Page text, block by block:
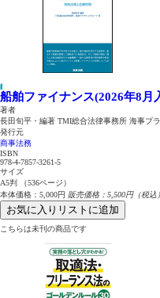
船舶ファイナンス(2026年8月
著者
長田旬平・編著 TMI総合法律事務所 海事プ
発行元
商事法務
ISBN
978-4-7857-3261-5
サイズ
A5判 （536ページ）
本体価格：5,000円 販売価格：5,500円（税込）
お気に入りリストに追加
こちらは未刊の商品です